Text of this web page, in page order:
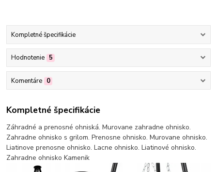
Kompletné špecifikácie
Hodnotenie 5
Komentáre 0
Kompletné špecifikácie
Záhradné a prenosné ohniská. Murovane zahradne ohnisko.
Zahradne ohnisko s grilom. Prenosne ohnisko. Murovane ohnisko.
Liatinove prenosne ohnisko. Lacne ohnisko. Liatinové ohnisko.
Zahradne ohnisko Kamenik